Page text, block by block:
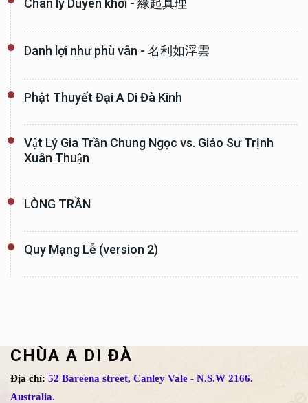
Chân lý Duyên khởi - 緣起真理
Danh lợi như phù vân - 名利如浮雲
Phật Thuyết Đại A Di Đà Kinh
Vật Lý Gia Trần Chung Ngọc vs. Giáo Sư Trịnh
Xuân Thuận
LÒNG TRẦN
Quy Mạng Lễ (version 2)
CHÙA A DI ĐÀ
Địa chỉ: 52 Bareena street, Canley Vale - N.S.W 2166.
Australia.